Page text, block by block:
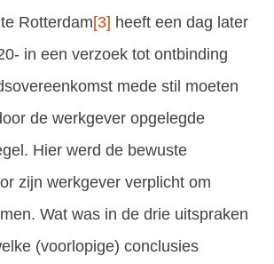
Rotterdam[3] heeft een dag later
in een verzoek tot ontbinding
mede stil moeten
de werkgever opgelegde
Hier werd de bewuste
zijn werkgever verplicht om
Wat was in de drie uitspraken
(voorlopige) conclusies